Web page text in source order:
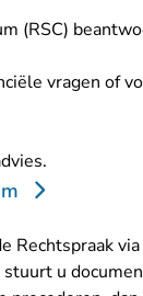
(RSC)
vragen of
.
Rechtspraak
stuurt u